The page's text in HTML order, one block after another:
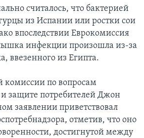
считалось, что бактерией
из Испании или ростки сои
впоследствии Еврокомиссия
инфекции произошла из-за
ввезенного из Египта.
комиссии по вопросам
защите потребителей Джон
заявлении приветствовал
отметив, что оно
достигнутой между